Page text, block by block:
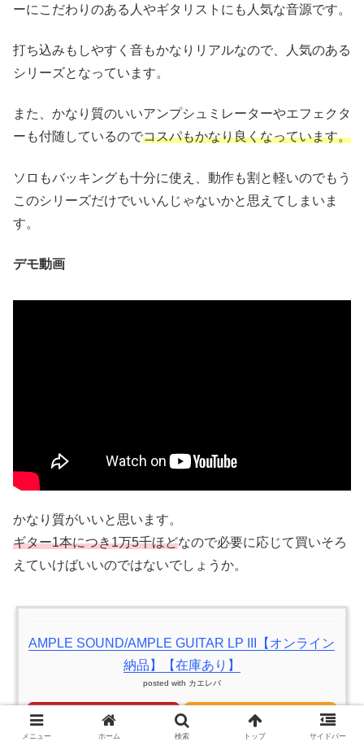
ーにこだわりのある人やギタリストにも人気な音源です。
打ち込みもしやすく音もかなりリアルなので、人気のある
シリーズとなっています。
また、かなり質のいいアンプシュミレーターやエフェクタ
ーも付随しているのでコスパもかなり良くなっています。
ソロもバッキングも十分に使え、動作も割と軽いのでもう
このシリーズだけでいいんじゃないかと思えてしまいま
す。
デモ動画
かなり質がいいと思います。
ギター1本につき1万5千ほどなので必要に応じて買いそろ
えていけばいいのではないでしょうか。
AMPLE SOUND/AMPLE GUITAR LP III【オンライン
納品】【在庫あり】
posted with カエレバ
楽天市場 Amazon
メニュー ホーム 検索 トップ サイドバー